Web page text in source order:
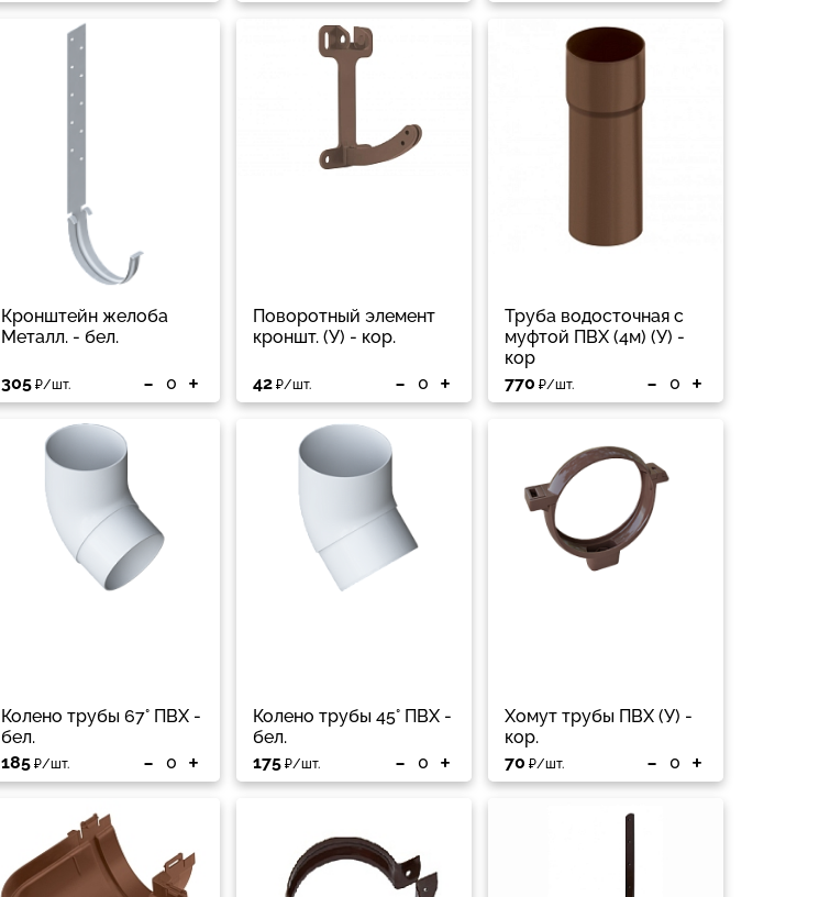
Кронштейн желоба
Металл. - бел.
305 ₽/шт. - +
Поворотный элемент
кроншт. (У) - кор.
42 ₽/шт. - +
Труба водосточная с
муфтой ПВХ (4м) (У) -
кор
770 ₽/шт. - +
Колено трубы 67° ПВХ -
бел.
185 ₽/шт. - +
Колено трубы 45° ПВХ -
бел.
175 ₽/шт. - +
Хомут трубы ПВХ (У) -
кор.
70 ₽/шт. - +